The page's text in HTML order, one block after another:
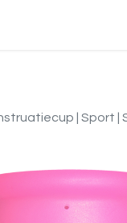
| Sport |